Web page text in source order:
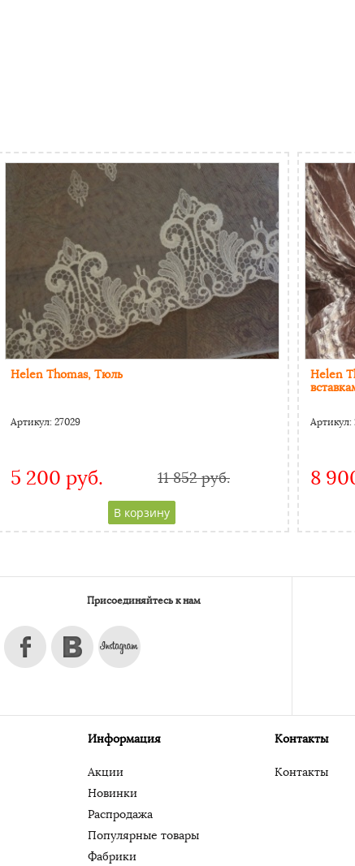
Helen Thomas, Тюль
Артикул: 27029
5 200 руб. 11 852 руб.
Helen
Артикул:
8
Присоединяйтесь к нам
Информация
Акции
Новинки
Распродажа
Популярные товары
Фабрики
Контакты
Контакты